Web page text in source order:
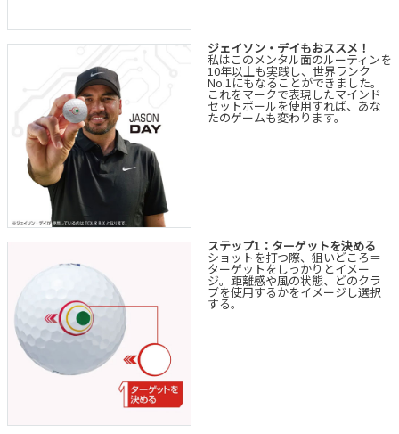
ジェイソン・デイもおススメ！
私はこのメンタル面のルーティンを
10年以上も実践し、世界ランク
No.1にもなることができました。
これをマークで表現したマインド
セットボールを使用すれば、あな
たのゲームも変わります。
ステップ1：ターゲットを決める
ショットを打つ際、狙いどころ＝
ターゲットをしっかりとイメー
ジ。距離感や風の状態、どのクラ
ブを使用するかをイメージし選択
する。